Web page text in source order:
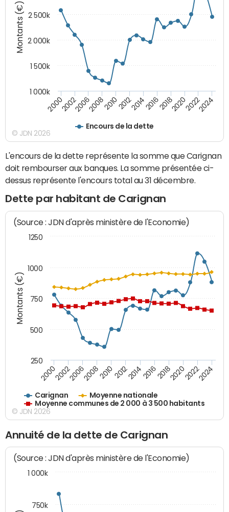
Montants (€)
Encours de la dette
200020022006200820102012201420162018202020222024
1 000k
1 500k
2 000k
2 500k
© JDN 2026
L'encours de la dette représente la somme que Carignan
doit rembourser aux banques. La somme présentée ci-
dessus représente l'encours total au 31 décembre.
Dette par habitant de Carignan
Montants (€)
(Source : JDN d'après ministère de l'Economie)
Carignan
Moyenne nationale
Moyenne communes de 2 000 à 3 500 habitants
200020022006200820102012201420162018202020222024
250
500
750
1000
1250
© JDN 2026
Annuité de la dette de Carignan
(Source : JDN d'après ministère de l'Economie)
1 000k
750k